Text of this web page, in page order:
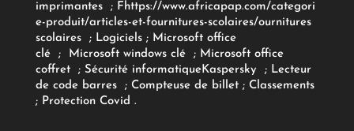
imprimantes
; Fhttps://www.africapap.com/categori
e-produit/articles-et-fournitures-scolaires/ournitures
scolaires; Logiciels ; Microsoft office
clé
; Microsoft windows clé; Microsoft office
coffret ; Sécurité informatiqueKaspersky ; Lecteur
de code barres
; Compteuse de billet; Classements
; Protection Covid .